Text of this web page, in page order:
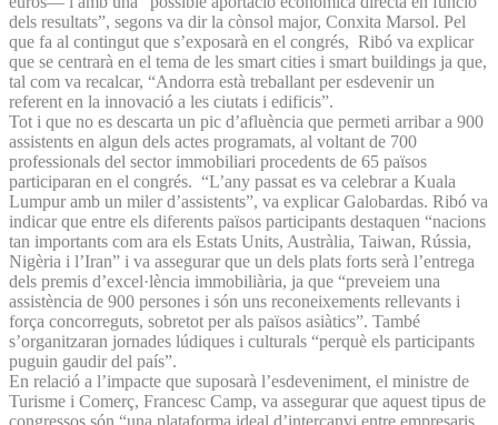
dels resultats”, segons va dir la cònsol major, Conxita Marsol. Pel
que fa al contingut que s’exposarà en el congrés, Ribó va explicar
que se centrarà en el tema de les smart cities i smart buildings ja que,
tal com va recalcar, “Andorra està treballant per esdevenir un
referent en la innovació a les ciutats i edificis”.
Tot i que no es descarta un pic d’afluència que permeti arribar a 900
assistents en algun dels actes programats, al voltant de 700
professionals del sector immobiliari procedents de 65 països
participaran en el congrés. “L’any passat es va celebrar a Kuala
Lumpur amb un miler d’assistents”, va explicar Galobardas. Ribó va
indicar que entre els diferents països participants destaquen “nacions
tan importants com ara els Estats Units, Austràlia, Taiwan, Rússia,
Nigèria i l’Iran” i va assegurar que un dels plats forts serà l’entrega
dels premis d’excel·lència immobiliària, ja que “preveiem una
assistència de 900 persones i són uns reconeixements rellevants i
força concorreguts, sobretot per als països asiàtics”. També
s’organitzaran jornades lúdiques i culturals “perquè els participants
puguin gaudir del país”.
En relació a l’impacte que suposarà l’esdeveniment, el ministre de
Turisme i Comerç, Francesc Camp, va assegurar que aquest tipus de
congressos són “una plataforma ideal d’intercanvi entre empresaris